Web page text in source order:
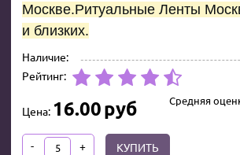
Москве.Ритуальные Ленты
и близких.
Наличие:
Рейтинг:
Средняя
Цена: 16.00руб
- + КУПИТЬ